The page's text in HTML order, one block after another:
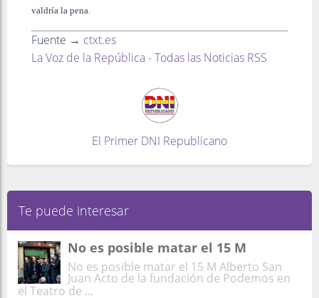
valdría la pena.
Fuente → ctxt.es
La Voz de la República - Todas las Noticias RSS
El Primer DNI Republicano
Te puede interesar
No es posible matar el 15 M
No es posible matar el 15 M Alberto San
Juan Acto de la fundación de Podemos en
el Teatro de ...